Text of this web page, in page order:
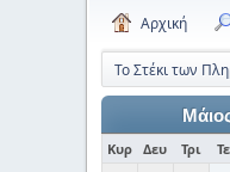
Αρχική
Το Στέκι των
Κυρ Δευ Τρι